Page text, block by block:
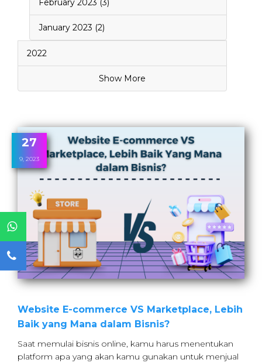
February 2023 (3)
January 2023 (2)
2022
Show More
27
9, 2023
Website E-commerce VS Marketplace, Lebih
Baik yang Mana dalam Bisnis?
Saat memulai bisnis online, kamu harus menentukan
platform apa yang akan kamu gunakan untuk menjual